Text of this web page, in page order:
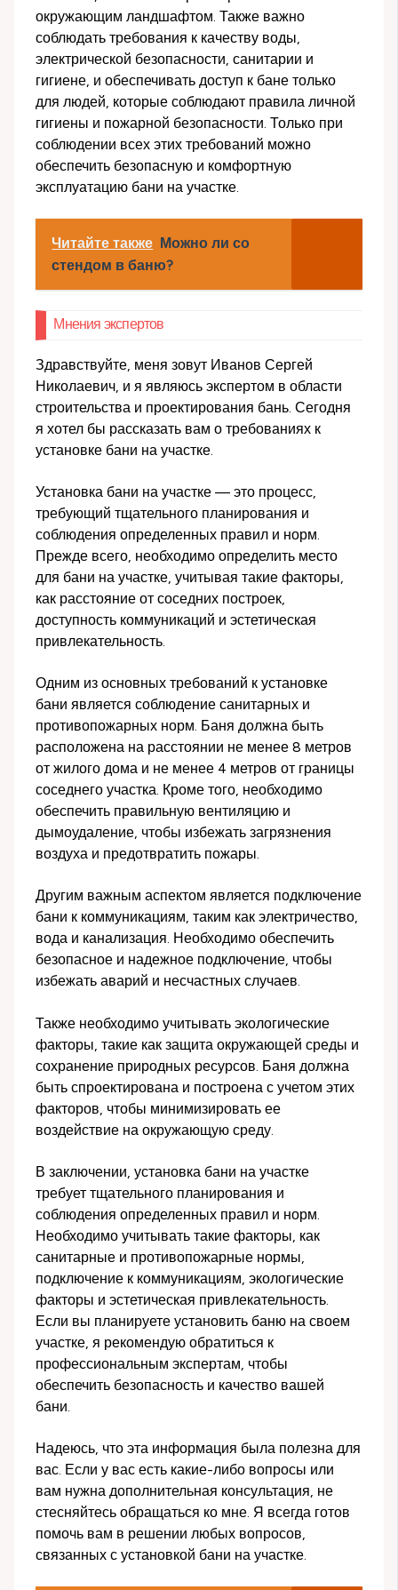
окружающим ландшафтом. Также важно
соблюдать требования к качеству воды,
электрической безопасности, санитарии и
гигиене, и обеспечивать доступ к бане только
для людей, которые соблюдают правила личной
гигиены и пожарной безопасности. Только при
соблюдении всех этих требований можно
обеспечить безопасную и комфортную
эксплуатацию бани на участке.
Читайте также Можно ли со
стендом в баню?
Мнения экспертов
Здравствуйте, меня зовут Иванов Сергей
Николаевич, и я являюсь экспертом в области
строительства и проектирования бань. Сегодня
я хотел бы рассказать вам о требованиях к
установке бани на участке.
Установка бани на участке — это процесс,
требующий тщательного планирования и
соблюдения определенных правил и норм.
Прежде всего, необходимо определить место
для бани на участке, учитывая такие факторы,
как расстояние от соседних построек,
доступность коммуникаций и эстетическая
привлекательность.
Одним из основных требований к установке
бани является соблюдение санитарных и
противопожарных норм. Баня должна быть
расположена на расстоянии не менее 8 метров
от жилого дома и не менее 4 метров от границы
соседнего участка. Кроме того, необходимо
обеспечить правильную вентиляцию и
дымоудаление, чтобы избежать загрязнения
воздуха и предотвратить пожары.
Другим важным аспектом является подключение
бани к коммуникациям, таким как электричество,
вода и канализация. Необходимо обеспечить
безопасное и надежное подключение, чтобы
избежать аварий и несчастных случаев.
Также необходимо учитывать экологические
факторы, такие как защита окружающей среды и
сохранение природных ресурсов. Баня должна
быть спроектирована и построена с учетом этих
факторов, чтобы минимизировать ее
воздействие на окружающую среду.
В заключении, установка бани на участке
требует тщательного планирования и
соблюдения определенных правил и норм.
Необходимо учитывать такие факторы, как
санитарные и противопожарные нормы,
подключение к коммуникациям, экологические
факторы и эстетическая привлекательность.
Если вы планируете установить баню на своем
участке, я рекомендую обратиться к
профессиональным экспертам, чтобы
обеспечить безопасность и качество вашей
бани.
Надеюсь, что эта информация была полезна для
вас. Если у вас есть какие-либо вопросы или
вам нужна дополнительная консультация, не
стесняйтесь обращаться ко мне. Я всегда готов
помочь вам в решении любых вопросов,
связанных с установкой бани на участке.